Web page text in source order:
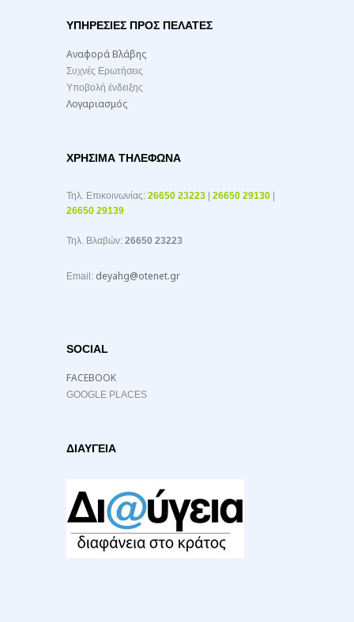
ΥΠΗΡΕΣΙΕΣ ΠΡΟΣ ΠΕΛΑΤΕΣ
Αναφορά Βλάβης
Συχνές Ερωτήσεις
Υποβολή ένδειξης
Λογαριασμός
ΧΡΉΣΙΜΑ ΤΗΛΈΦΩΝΑ
Τηλ. Επικοινωνίας: 26650 23223 26650 29130
26650 29139
Τηλ. Βλαβών: 26650 23223
Email: deyahg@otenet.gr
SOCIAL
FACEBOOK
GOOGLE PLACES
ΔΙΑΥΓΕΙΑ